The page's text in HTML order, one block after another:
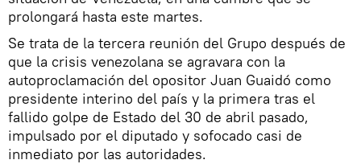
prolongará hasta este martes.
Se trata de la tercera reunión del Grupo después de
que la crisis venezolana se agravara con la
autoproclamación del opositor Juan Guaidó como
presidente interino del país y la primera tras el
fallido golpe de Estado del 30 de abril pasado,
impulsado por el diputado y sofocado casi de
inmediato por las autoridades.